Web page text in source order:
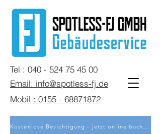
Mobil : 0155 - 68871872
Tel : 040 - 524 75 45 00
Email: info@spotless-fj.de
Kostenlose Besichtigung - jetzt online buchen